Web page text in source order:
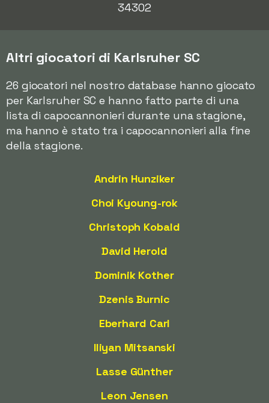
34302
Altri giocatori di Karlsruher SC
26 giocatori nel nostro database hanno giocato
per Karlsruher SC e hanno fatto parte di una
lista di capocannonieri durante una stagione,
ma hanno è stato tra i capocannonieri alla fine
della stagione.
Andrin Hunziker
Choi Kyoung-rok
Christoph Kobald
David Herold
Dominik Kother
Dzenis Burnic
Eberhard Carl
Iliyan Mitsanski
Lasse Günther
Leon Jensen